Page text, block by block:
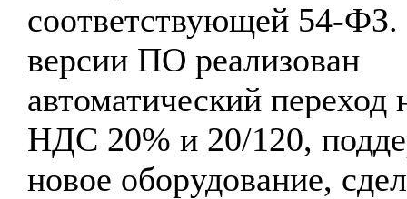
соответствующей 54-
версии ПО реализован
автоматический переход
НДС 20% и 20/120,
новое оборудование,